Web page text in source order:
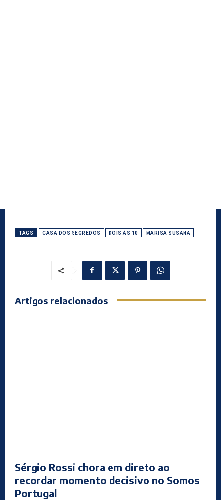
TAGS CASA DOS SEGREDOS DOIS ÀS 10 MARISA SUSANA
Artigos relacionados
Sérgio Rossi chora em direto ao
recordar momento decisivo no Somos
Portugal